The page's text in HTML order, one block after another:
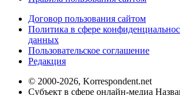
Договор пользования сайтом
Политика в сфере
данных
Пользовательское соглашение
Редакция
© 2000-2026, Korrespondent.net
Субъект в сфере онлайн-медиа